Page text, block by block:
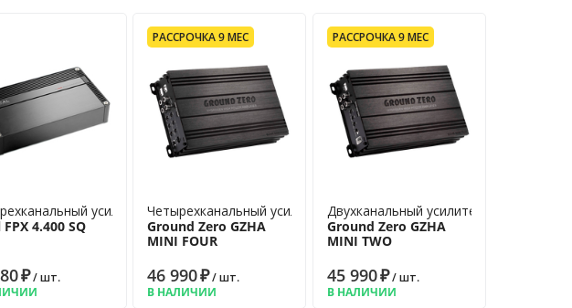
усилитель
FPX 4.400 SQ
₽/ шт.
РАССРОЧКА 9 МЕС
Четырехканальный усилитель
Ground Zero GZHA
MINI FOUR
46 990₽/ шт.
В НАЛИЧИИ
РАССРОЧКА 9 МЕС
Двухканальный усилитель
Ground Zero GZHA
MINI TWO
45 990₽/ шт.
В НАЛИЧИИ